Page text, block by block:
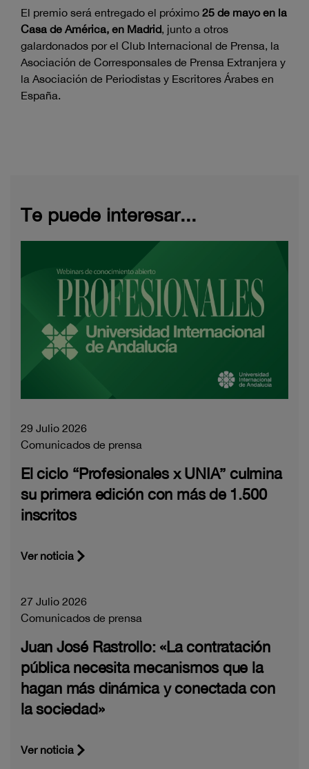
El premio será entregado el próximo 25 de mayo en la
Casa de América, en Madrid, junto a otros
galardonados por el Club Internacional de Prensa, la
Asociación de Corresponsales de Prensa Extranjera y
la Asociación de Periodistas y Escritores Árabes en
España.
Te puede interesar...
29 Julio 2026
Comunicados de prensa
El ciclo “Profesionales x UNIA” culmina
su primera edición con más de 1.500
inscritos
Ver noticia
27 Julio 2026
Comunicados de prensa
Juan José Rastrollo: «La contratación
pública necesita mecanismos que la
hagan más dinámica y conectada con
la sociedad»
Ver noticia